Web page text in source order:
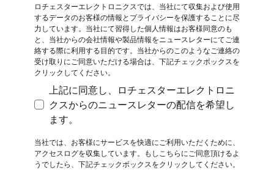
ロチェスターエレクトロニクスでは、当社にて収集および使用
するデータのお客様の情報とプライバシーを保護することに尽
力しています。当社にて習得した個人情報はお客様同意のも
と、当社からの会社情報や製品情報をニュースレターにてご連
絡する際に利用する目的です。当社からのこのようなご連絡の
受け取りにご同意いただける場合は、下記チェックボックスを
クリックしてください。
上記に同意し、ロチェスターエレクトロニクスか
上記に同意し、ロチェスターエレクトロニ
クスからのニュースレターの配信を希望し
ます。
当社では、お客様にサービスを快適にご利用いただくために、
アクセスログを収集しています。もしこちらにご同意頂けるよ
うでしたら、下記チェックボックスをクリックしてください。